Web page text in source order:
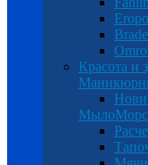
Красота и
Мыло